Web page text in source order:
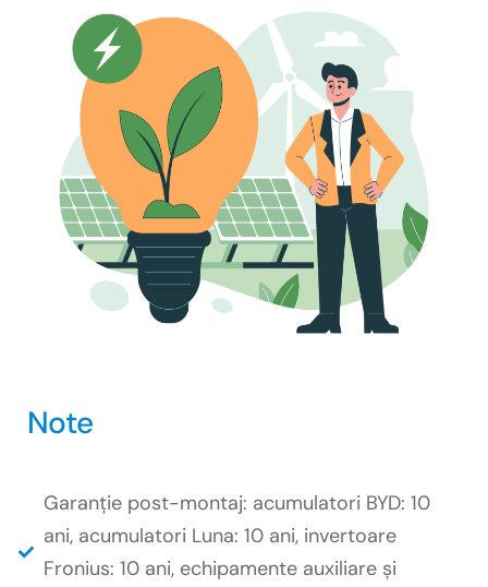
Note
Garanție post-montaj: acumulatori BYD: 10
ani, acumulatori Luna: 10 ani, invertoare
Fronius: 10 ani, echipamente auxiliare și